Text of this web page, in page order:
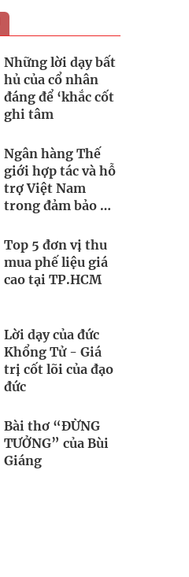
Những lời dạy bất
hủ của cổ nhân
đáng để ‘khắc cốt
ghi tâm
Ngân hàng Thế
giới hợp tác và hỗ
trợ Việt Nam
trong đảm bảo an
Top 5 đơn vị thu
mua phế liệu giá
cao tại TP.HCM
Lời dạy của đức
Khổng Tử - Giá
trị cốt lõi của đạo
đức
Bài thơ “ĐỪNG
TƯỞNG” của Bùi
Giáng